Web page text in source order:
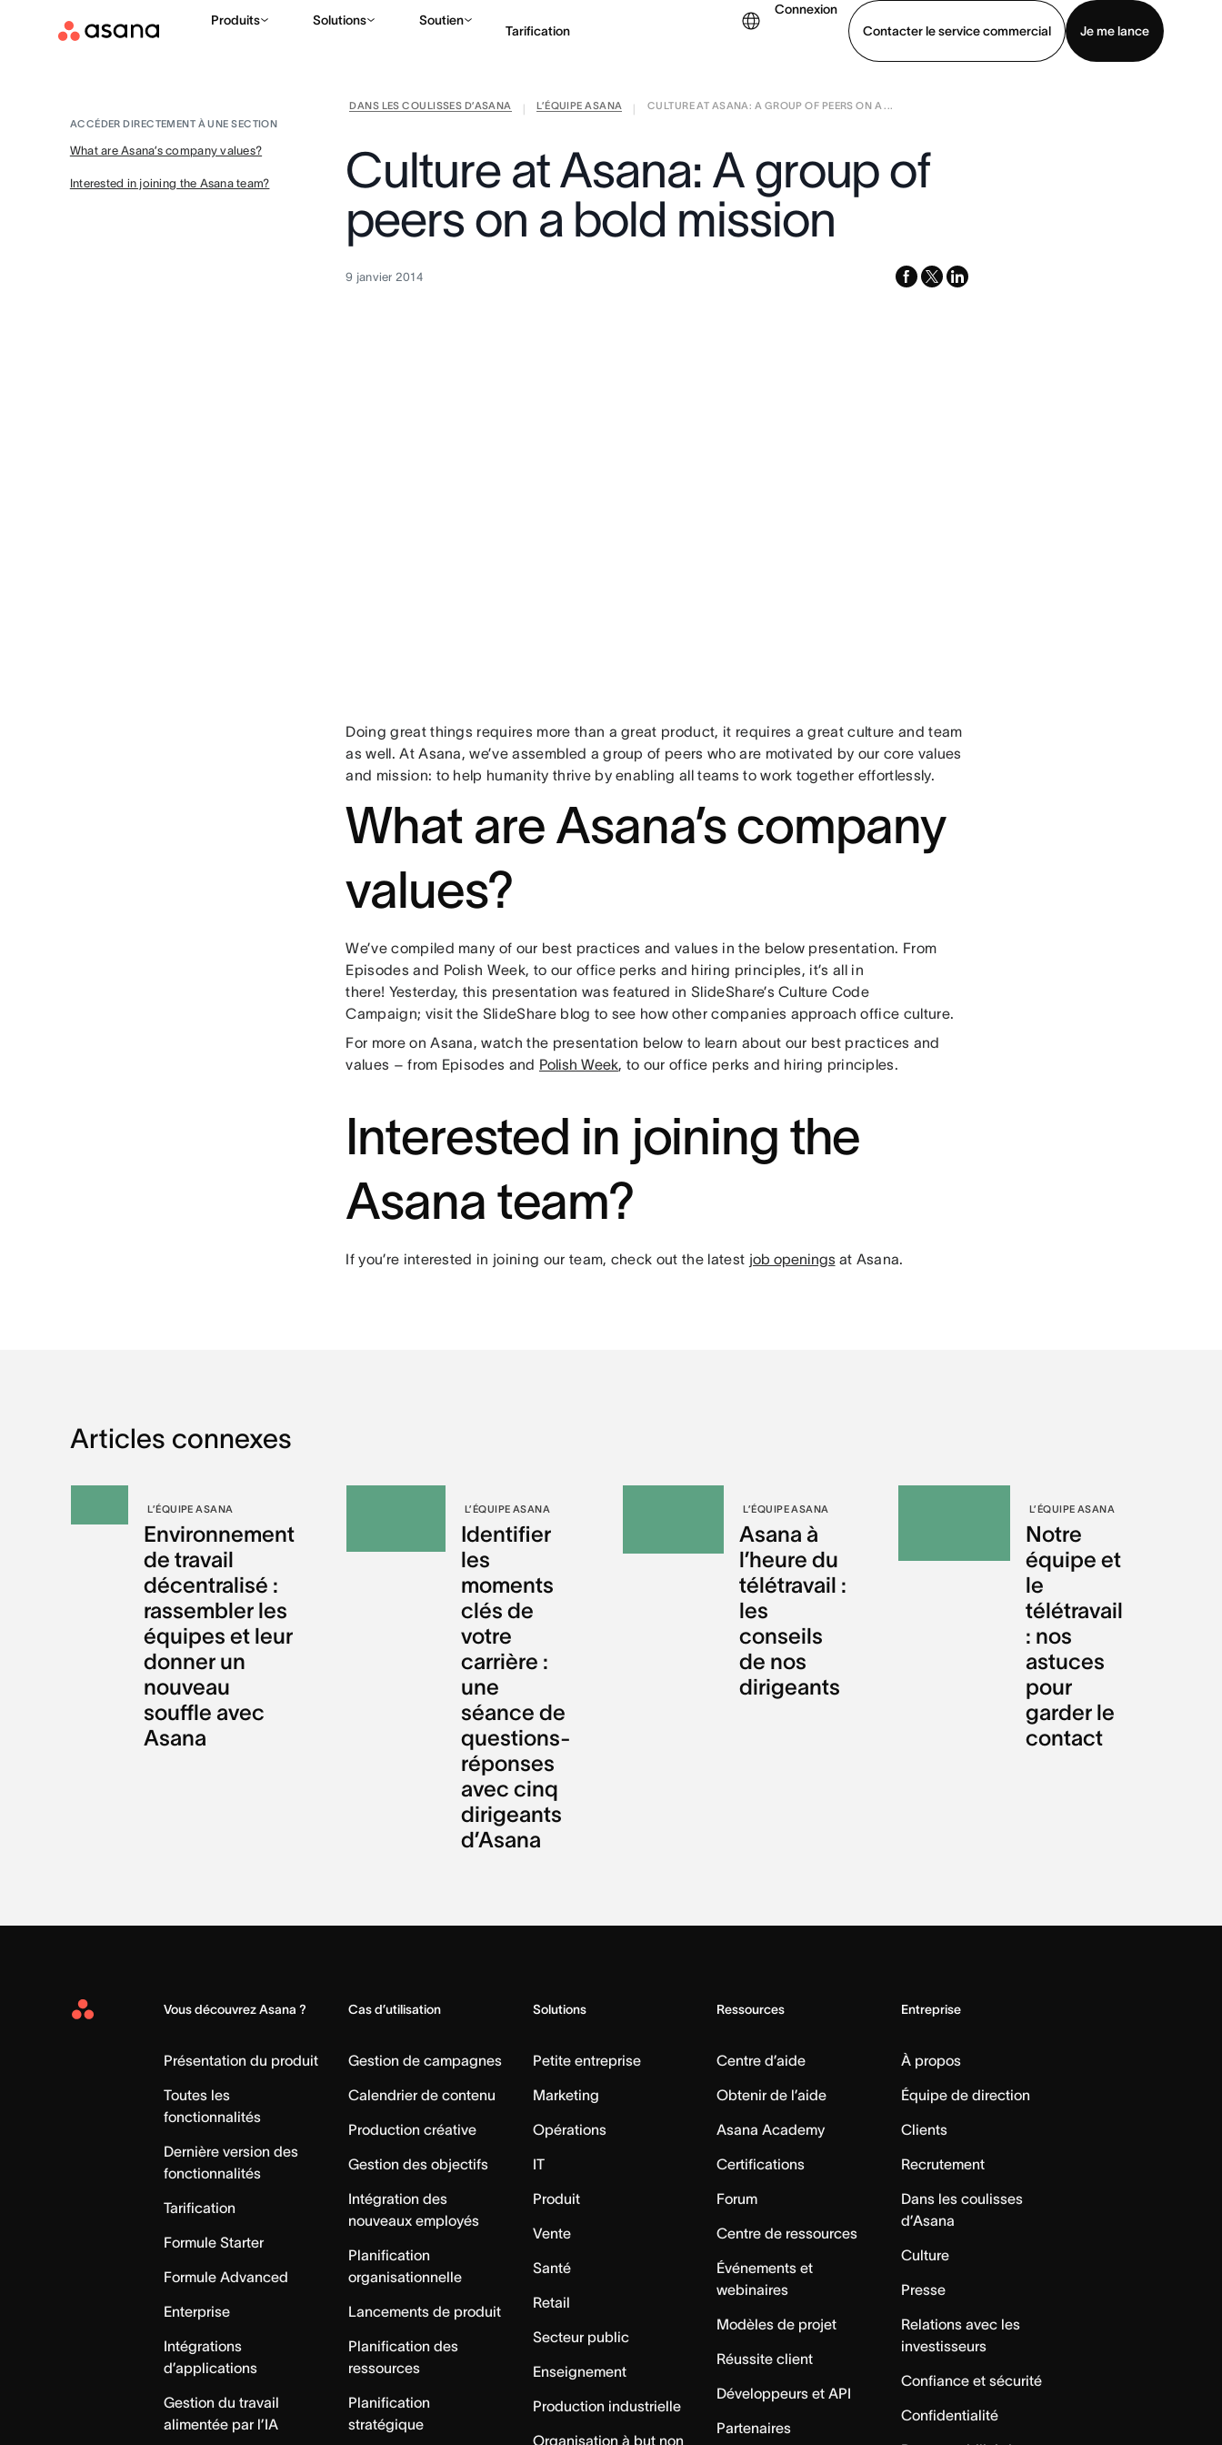
Produits Solutions Soutien
Tarification
Connexion
Contacter le service commercial
Je me lance
Contacter le service commercial Voir une démo
DANS LES COULISSES D’ASANA L’ÉQUIPE ASANA
CULTURE AT ASANA: A GROUP OF PEERS ON A ...
ACCÉDER DIRECTEMENT À UNE SECTION
What are Asana’s company values?
Interested in joining the Asana team?
Culture at Asana: A group of
peers on a bold mission
9 janvier 2014 facebook
x-
linkedin
Doing great things requires more than a great product, it requires a great culture and team
as well. At Asana, we’ve assembled a group of peers who are motivated by our core values
and mission: to help humanity thrive by enabling all teams to work together effortlessly.
What are Asana’s company
values?
We’ve compiled many of our best practices and values in the below presentation. From
Episodes and Polish Week, to our office perks and hiring principles, it’s all in
there! Yesterday, this presentation was featured in SlideShare’s Culture Code
Campaign; visit the SlideShare blog to see how other companies approach office culture.
For more on Asana, watch the presentation below to learn about our best practices and
values – from Episodes and Polish Week, to our office perks and hiring principles.
Interested in joining the
Asana team?
If you’re interested in joining our team, check out the latest job openings at Asana.
Articles connexes
L’ÉQUIPE ASANA
Environnement
de travail
décentralisé :
rassembler les
équipes et leur
donner un
nouveau
souffle avec
Asana
L’ÉQUIPE ASANA
Identifier
les
moments
clés de
votre
carrière :
une
séance de
questions-
réponses
avec cinq
dirigeants
d’Asana
L’ÉQUIPE ASANA
Asana à
l’heure du
télétravail :
les
conseils
de nos
dirigeants
L’ÉQUIPE ASANA
Notre
équipe et
le
télétravail
: nos
astuces
pour
garder le
contact
Asana
Vous découvrez Asana ?
Présentation du produit
Toutes les
fonctionnalités
Dernière version des
fonctionnalités
Tarification
Formule Starter
Formule Advanced
Enterprise
Intégrations
d’applications
Gestion du travail
alimentée par l’IA
Cas d’utilisation
Gestion de campagnes
Calendrier de contenu
Production créative
Gestion des objectifs
Intégration des
nouveaux employés
Planification
organisationnelle
Lancements de produit
Planification des
ressources
Planification
stratégique
Solutions
Petite entreprise
Marketing
Opérations
IT
Produit
Vente
Santé
Retail
Secteur public
Enseignement
Production industrielle
Organisation à but non
Ressources
Centre d’aide
Obtenir de l’aide
Asana Academy
Certifications
Forum
Centre de ressources
Événements et
webinaires
Modèles de projet
Réussite client
Développeurs et API
Partenaires
Entreprise
À propos
Équipe de direction
Clients
Recrutement
Dans les coulisses
d’Asana
Culture
Presse
Relations avec les
investisseurs
Confiance et sécurité
Confidentialité